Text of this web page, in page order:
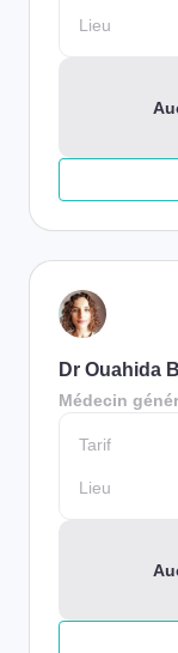
Lieu
Dr Ouahida
Médecin
Tarif
Lieu